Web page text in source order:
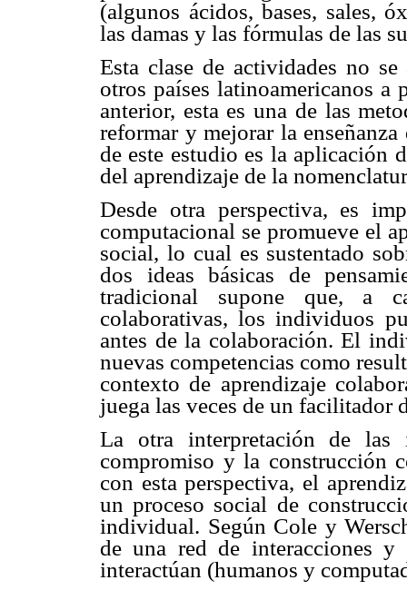
(algunos ácidos, bases, sales,
las damas y las fórmulas de las
Esta clase de actividades no
otros países latinoamericanos a
anterior, esta es una de las
reformar y mejorar la
de este estudio es la aplicación
del aprendizaje de la
Desde otra perspectiva, es
computacional se promueve el
social, lo cual es sustentado
dos ideas básicas de
tradicional supone que, a
colaborativas, los individuos
antes de la colaboración. El
nuevas competencias como
contexto de aprendizaje
juega las veces de un
La otra interpretación de
compromiso y la construcción
con esta perspectiva, el
un proceso social de
individual. Según Cole y
de una red de interacciones
interactúan (humanos y